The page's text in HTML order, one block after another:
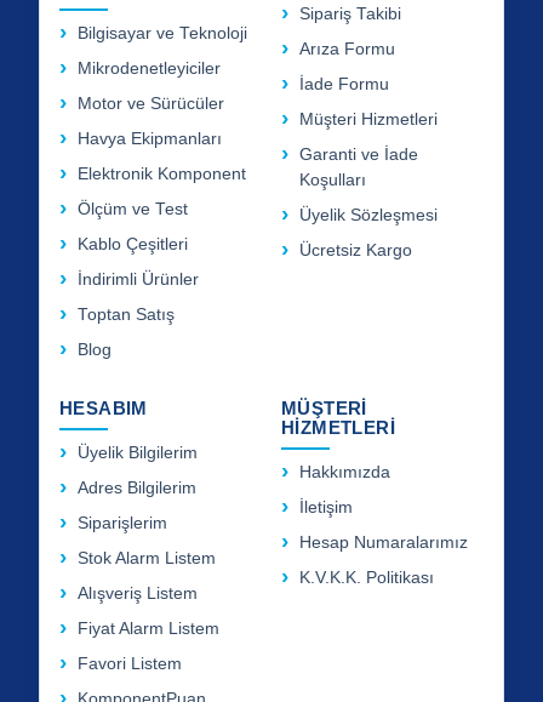
Bilgisayar ve Teknoloji
Mikrodenetleyiciler
Motor ve Sürücüler
Havya Ekipmanları
Elektronik Komponent
Ölçüm ve Test
Kablo Çeşitleri
İndirimli Ürünler
Toptan Satış
Blog
Sipariş Takibi
Arıza Formu
İade Formu
Müşteri Hizmetleri
Garanti ve İade
Koşulları
Üyelik Sözleşmesi
Ücretsiz Kargo
HESABIM
Üyelik Bilgilerim
Adres Bilgilerim
Siparişlerim
Stok Alarm Listem
Alışveriş Listem
Fiyat Alarm Listem
Favori Listem
MÜŞTERİ
HİZMETLERİ
Hakkımızda
İletişim
Hesap Numaralarımız
K.V.K.K. Politikası